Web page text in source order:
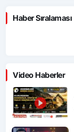
Haber Sıralaması
Video Haberler